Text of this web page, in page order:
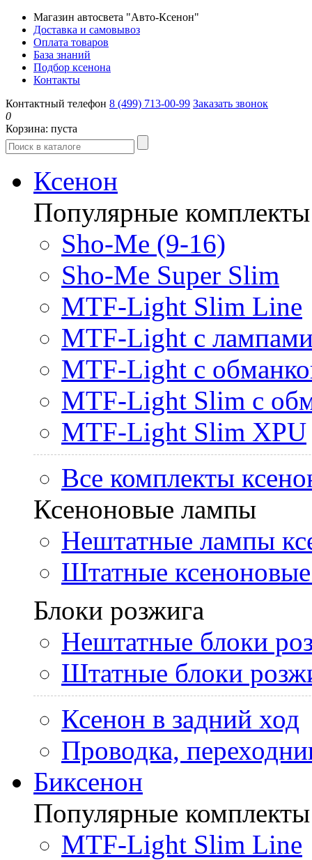
Магазин автосвета "Авто-Ксенон"
Доставка и самовывоз
Оплата товаров
База знаний
Подбор ксенона
Контакты
Контактный телефон 8 (499) 713-00-99 Заказать звонок
0
Корзина: пуста
Ксенон
Популярные комплекты
Sho-Me (9-16)
Sho-Me Super Slim
MTF-Light Slim Line
MTF-Light с
MTF-Light с
MTF-Light Slim с
MTF-Light Slim XPU
Все комплекты
Ксеноновые лампы
Нештатные лампы
Штатные
Блоки розжига
Нештатные блоки
Штатные блоки
Ксенон в задний ход
Проводка,
Биксенон
Популярные комплекты
MTF-Light Slim Line